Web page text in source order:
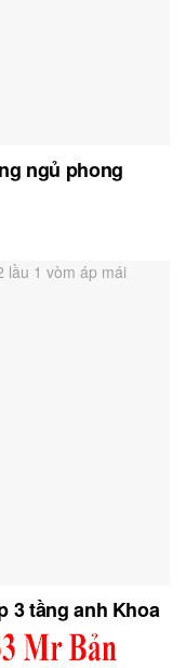
ngủ phong
3 tầng anh Khoa